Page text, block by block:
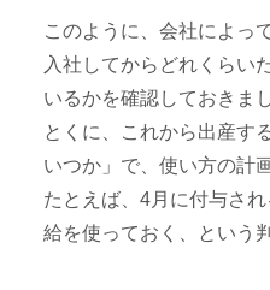
このように、会社によっ
入社してからどれくらい
いるかを確認しておきま
とくに、これから出産す
いつか」で、使い方の計
たとえば、4月に付与さ
給を使っておく、という